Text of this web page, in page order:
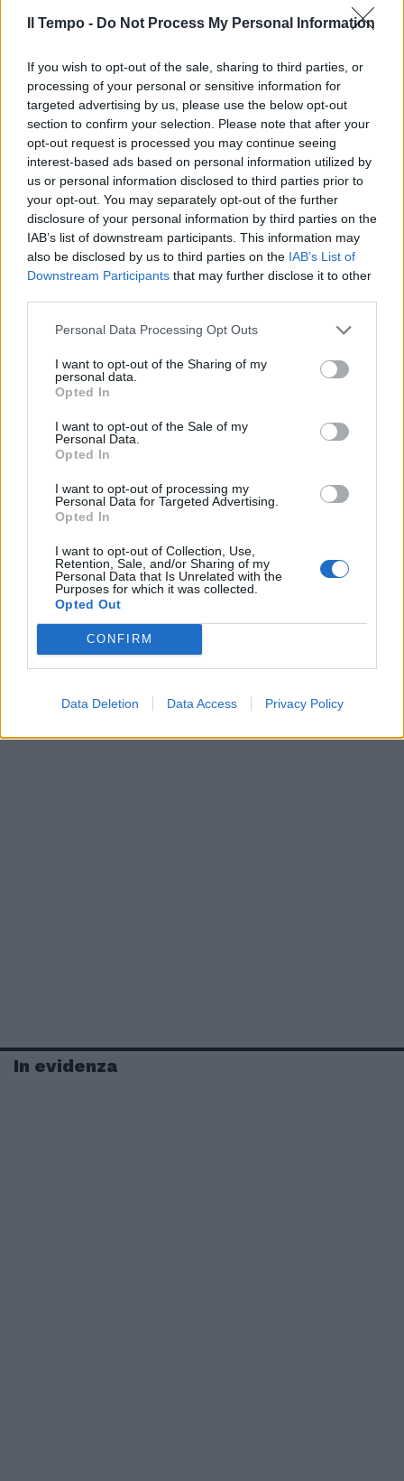
Il Tempo - Do Not Process My Personal Information
If you wish to opt-out of the sale, sharing to third parties, or
processing of your personal or sensitive information for
targeted advertising by us, please use the below opt-out
section to confirm your selection. Please note that after your
opt-out request is processed you may continue seeing
interest-based ads based on personal information utilized by
us or personal information disclosed to third parties prior to
your opt-out. You may separately opt-out of the further
disclosure of your personal information by third parties on the
IAB’s list of downstream participants. This information may
also be disclosed by us to third parties on the IAB’s List of
Downstream Participants that may further disclose it to other
Personal Data Processing Opt Outs
I want to opt-out of the Sharing of my
personal data.
Opted In
I want to opt-out of the Sale of my
Personal Data.
Opted In
I want to opt-out of processing my
Personal Data for Targeted Advertising.
Opted In
I want to opt-out of Collection, Use,
Retention, Sale, and/or Sharing of my
Personal Data that Is Unrelated with the
Purposes for which it was collected.
Opted Out
CONFIRM
Data Deletion Data Access Privacy Policy
In evidenza